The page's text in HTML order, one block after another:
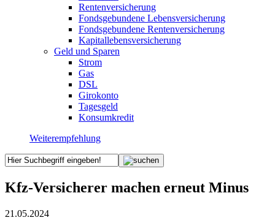
Rentenversicherung
Fondsgebundene Lebensversicherung
Fondsgebundene Rentenversicherung
Kapitallebensversicherung
Geld und Sparen
Strom
Gas
DSL
Girokonto
Tagesgeld
Konsumkredit
Weiterempfehlung
Kfz-Versicherer machen erneut Minus
21.05.2024